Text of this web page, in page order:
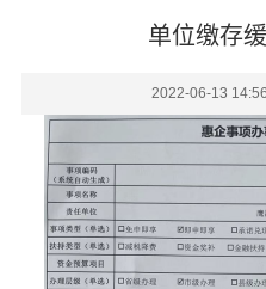
单位缴存
2022-06-13